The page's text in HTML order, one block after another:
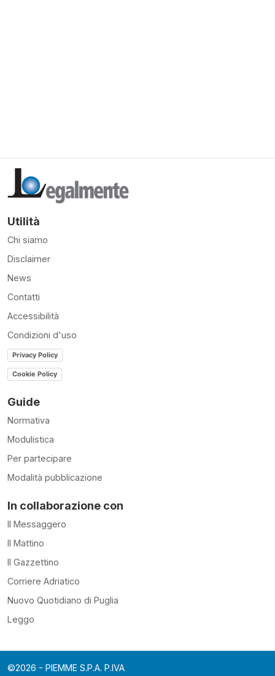
Utilità
Chi siamo
Disclaimer
News
Contatti
Accessibilità
Condizioni d'uso
Privacy Policy
Cookie Policy
Guide
Normativa
Modulistica
Per partecipare
Modalità pubblicazione
In collaborazione con
Il Messaggero
Il Mattino
Il Gazzettino
Corriere Adriatico
Nuovo Quotidiano di Puglia
Leggo
©2026 - PIEMME S.P.A. P.IVA